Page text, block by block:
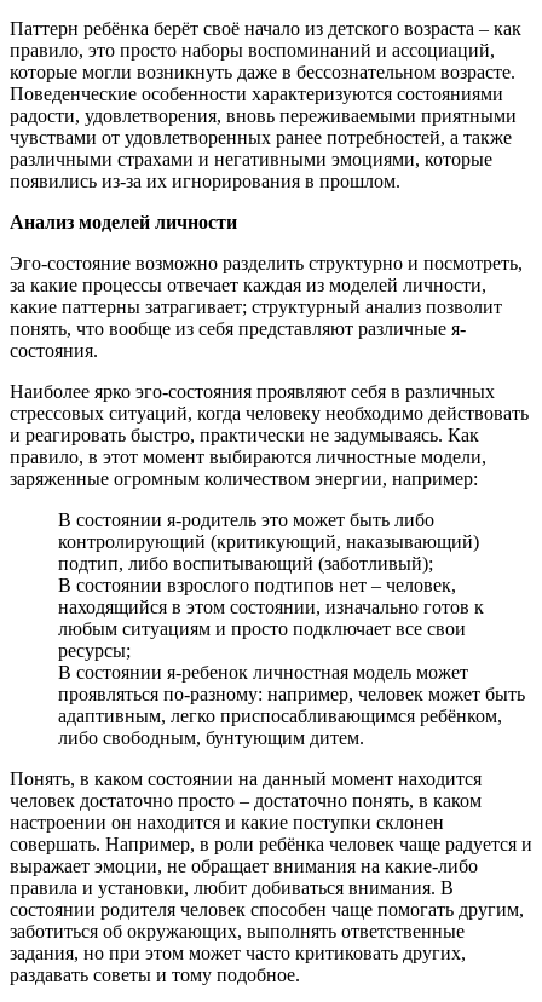
Паттерн ребёнка берёт своё начало из детского возраста – как
правило, это просто наборы воспоминаний и ассоциаций,
которые могли возникнуть даже в бессознательном возрасте.
Поведенческие особенности характеризуются состояниями
радости, удовлетворения, вновь переживаемыми приятными
чувствами от удовлетворенных ранее потребностей, а также
различными страхами и негативными эмоциями, которые
появились из-за их игнорирования в прошлом.
Анализ моделей личности
Эго-состояние возможно разделить структурно и посмотреть,
за какие процессы отвечает каждая из моделей личности,
какие паттерны затрагивает; структурный анализ позволит
понять, что вообще из себя представляют различные я-
состояния.
Наиболее ярко эго-состояния проявляют себя в различных
стрессовых ситуаций, когда человеку необходимо действовать
и реагировать быстро, практически не задумываясь. Как
правило, в этот момент выбираются личностные модели,
заряженные огромным количеством энергии, например:
В состоянии я-родитель это может быть либо
контролирующий (критикующий, наказывающий)
подтип, либо воспитывающий (заботливый);
В состоянии взрослого подтипов нет – человек,
находящийся в этом состоянии, изначально готов к
любым ситуациям и просто подключает все свои
ресурсы;
В состоянии я-ребенок личностная модель может
проявляться по-разному: например, человек может быть
адаптивным, легко приспосабливающимся ребёнком,
либо свободным, бунтующим дитем.
Понять, в каком состоянии на данный момент находится
человек достаточно просто – достаточно понять, в каком
настроении он находится и какие поступки склонен
совершать. Например, в роли ребёнка человек чаще радуется и
выражает эмоции, не обращает внимания на какие-либо
правила и установки, любит добиваться внимания. В
состоянии родителя человек способен чаще помогать другим,
заботиться об окружающих, выполнять ответственные
задания, но при этом может часто критиковать других,
раздавать советы и тому подобное.